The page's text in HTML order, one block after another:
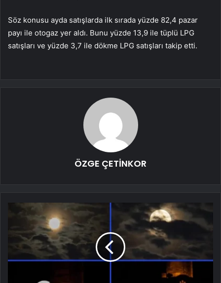
Söz konusu ayda satışlarda ilk sırada yüzde 82,4 pazar
payı ile otogaz yer aldı. Bunu yüzde 13,9 ile tüplü LPG
satışları ve yüzde 3,7 ile dökme LPG satışları takip etti.
ÖZGE ÇETİNKOR